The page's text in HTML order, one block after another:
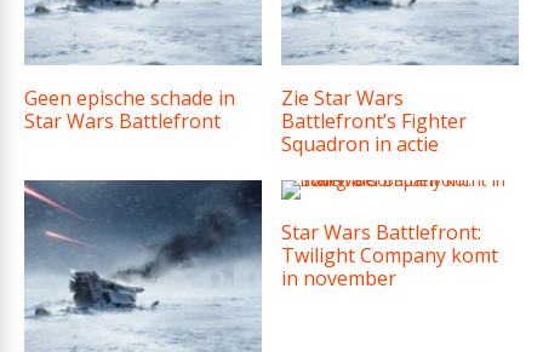
Geen epische schade in
Star Wars Battlefront
Zie Star Wars
Battlefront’s Fighter
Squadron in actie
Star Wars Battlefront:
Twilight Company komt
in november